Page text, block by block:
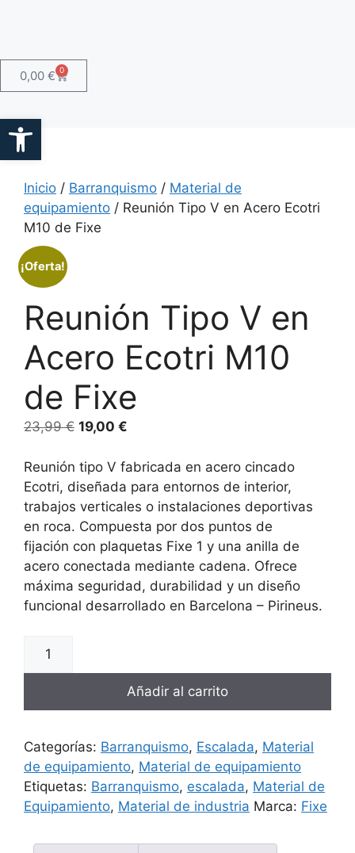
0,00 € 0
Inicio / Barranquismo / Material de
equipamiento / Reunión Tipo V en Acero Ecotri
M10 de Fixe
¡Oferta!
Reunión Tipo V en
Acero Ecotri M10
de Fixe
23,99€ 19,00 €
Reunión tipo V fabricada en acero cincado
Ecotri, diseñada para entornos de interior,
trabajos verticales o instalaciones deportivas
en roca. Compuesta por dos puntos de
fijación con plaquetas Fixe 1 y una anilla de
acero conectada mediante cadena. Ofrece
máxima seguridad, durabilidad y un diseño
funcional desarrollado en Barcelona – Pirineus.
Añadir al carrito
Categorías: Barranquismo, Escalada, Material
de equipamiento, Material de equipamiento
Etiquetas: Barranquismo, escalada, Material de
Equipamiento, Material de industria Marca: Fixe
Abrir barra de herramientas